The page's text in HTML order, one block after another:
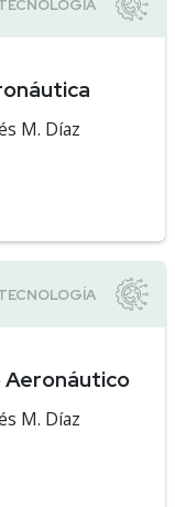
M. Díaz
Aeronáutico
M. Díaz